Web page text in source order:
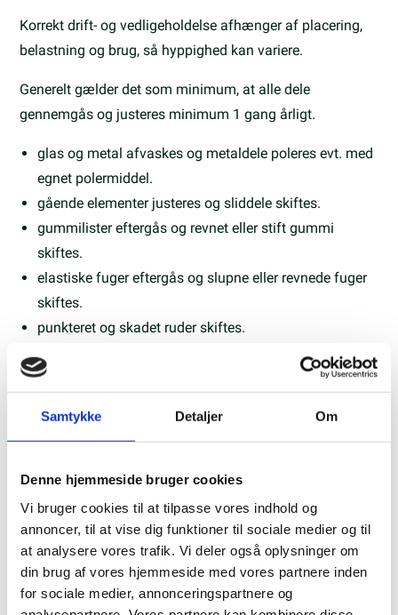
Samtykke Detaljer Om
Denne hjemmeside bruger cookies
Vi bruger cookies til at tilpasse vores indhold og
annoncer, til at vise dig funktioner til sociale medier og til
at analysere vores trafik. Vi deler også oplysninger om
din brug af vores hjemmeside med vores partnere inden
for sociale medier, annonceringspartnere og
Korrekt drift- og vedligeholdelse afhænger af placering,
belastning og brug, så hyppighed kan variere.
Generelt gælder det som minimum, at alle dele
gennemgås og justeres minimum 1 gang årligt.
glas og metal afvaskes og metaldele poleres evt. med
egnet polermiddel.
gående elementer justeres og sliddele skiftes.
gummilister eftergås og revnet eller stift gummi
skiftes.
elastiske fuger eftergås og slupne eller revnede fuger
skiftes.
punkteret og skadet ruder skiftes.
automatik, opluk motorer mv. skal serviceres iht. det
specifikke produkts retningslinjer- de gængse typer er
Egenskaber, Fuger
Betjening Af Vinduer Og Døre
Overfladebehandling:
Tarpgaard levere aluminiums facader, døre og vinduer i
standart pulverlakeret eller eloxeret overfladebehandling
med mindre andet er beskrevet. Ved placering i udsatte